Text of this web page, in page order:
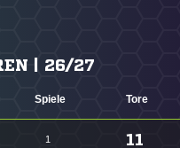
| 26/27
Spiele Tore
1 11